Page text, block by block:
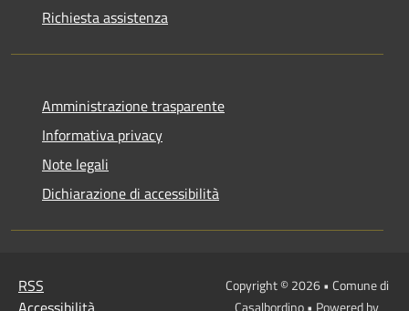
Richiesta assistenza
Amministrazione trasparente
Informativa privacy
Note legali
Dichiarazione di accessibilità
RSS
Copyright © 2026 • Comune di
Casalbordino • Powered by